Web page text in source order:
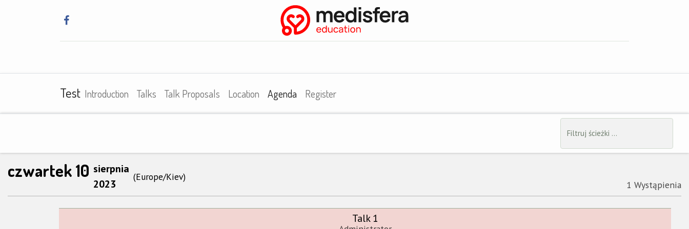
Test Introduction Talks Talk Proposals Location Agenda Register
czwartek 10 sierpnia
2023
(Europe/Kiev)
1 Wystąpienia
Talk 1